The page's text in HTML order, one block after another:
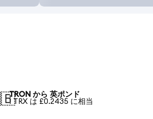
TRON から 英ポンド
1 TRX は £0.2435 に相当